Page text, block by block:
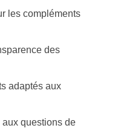
les compléments
des
adaptés aux
questions de